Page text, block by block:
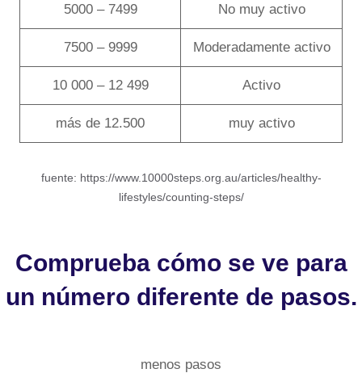
5000 – 7499 No muy activo
7500 – 9999 Moderadamente activo
10 000 – 12 499 Activo
más de 12.500 muy activo
fuente: https://www.10000steps.org.au/articles/healthy-
lifestyles/counting-steps/
Comprueba cómo se ve para
un número diferente de pasos.
menos pasos